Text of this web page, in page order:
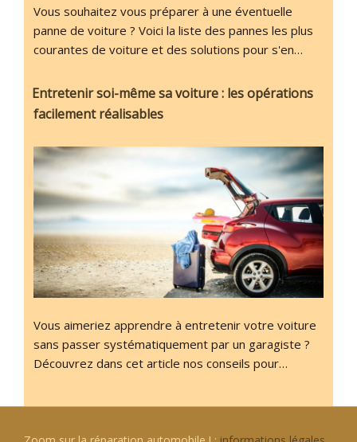
Vous souhaitez vous préparer à une éventuelle
panne de voiture ? Voici la liste des pannes les plus
courantes de voiture et des solutions pour s'en…
Entretenir soi-même sa voiture : les opérations
facilement réalisables
Vous aimeriez apprendre à entretenir votre voiture
sans passer systématiquement par un garagiste ?
Découvrez dans cet article nos conseils pour…